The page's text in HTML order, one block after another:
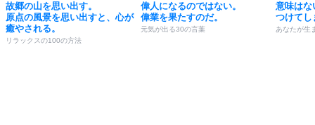
故郷の山を思い出す。
原点の風景を思い出すと、心が
癒やされる。
リラックスの100の方法
偉人になるのではない。
偉業を果たすのだ。
元気が出る30の言葉
意味はな
つけてし
あなたが生